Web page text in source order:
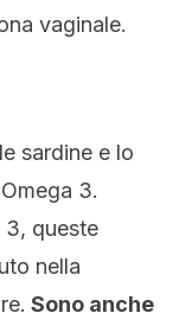
vaginale.
sardine e lo
3.
3, queste
nella
Sono anche